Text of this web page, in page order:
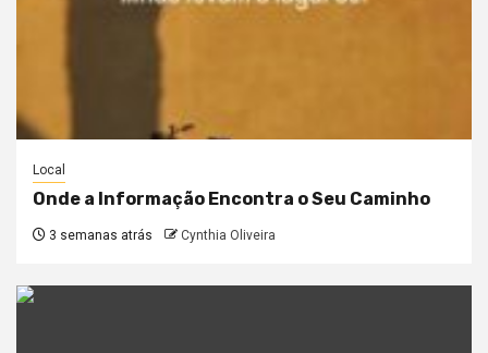
Local
Onde a Informação Encontra o Seu Caminho
3 semanas atrás Cynthia Oliveira